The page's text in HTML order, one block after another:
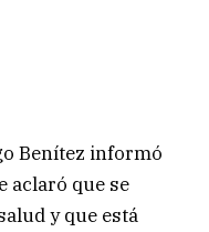
Benítez informó
aclaró que se
y que está